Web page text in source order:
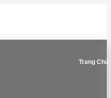
Trang Chủ